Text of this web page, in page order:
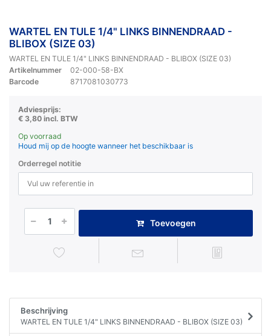
WARTEL EN TULE 1/4" LINKS BINNENDRAAD -
BLIBOX (SIZE 03)
WARTEL EN TULE 1/4" LINKS BINNENDRAAD - BLIBOX (SIZE 03)
Artikelnummer
02-000-58-BX
Barcode
8717081030773
Adviesprijs:
€ 3,80 incl. BTW
Op voorraad
Houd mij op de hoogte wanneer het beschikbaar is
Orderregel notitie
Toevoegen
Beschrijving
WARTEL EN TULE 1/4" LINKS BINNENDRAAD - BLIBOX (SIZE 03)